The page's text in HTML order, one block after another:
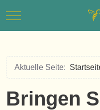
Mobile Menu Toggle
Aktuelle Seite:
Bringen